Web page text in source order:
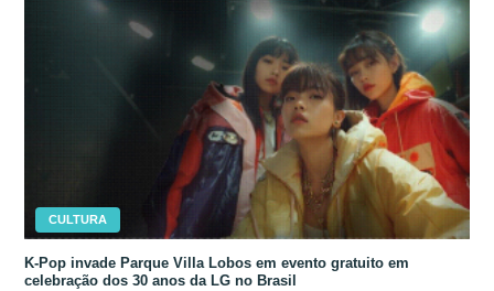
CULTURA
K-Pop invade Parque Villa Lobos em evento gratuito em
celebração dos 30 anos da LG no Brasil